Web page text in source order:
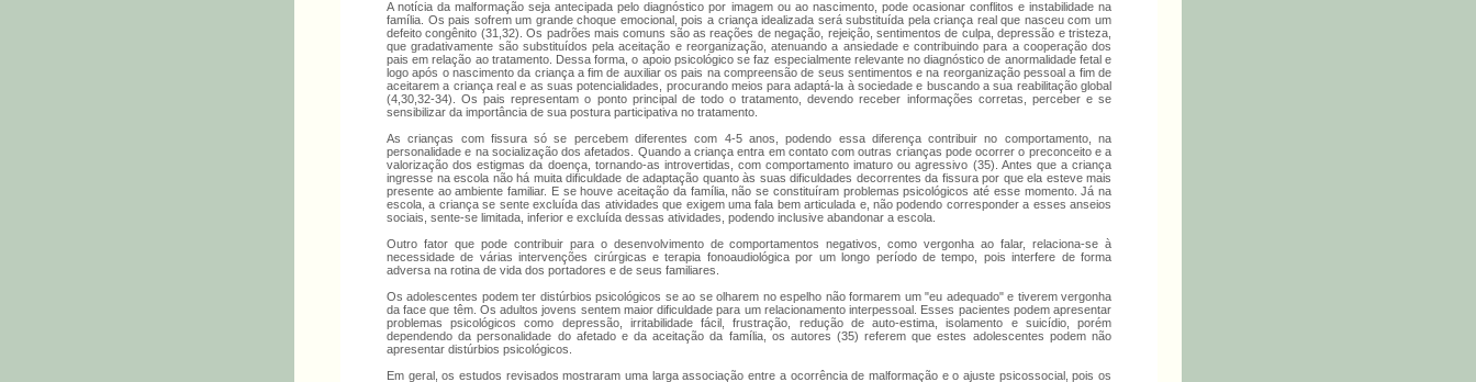
A notícia da malformação seja antecipada pelo diagnóstico por imagem ou ao nascimento, pode ocasionar conflitos e instabilidade na
família. Os pais sofrem um grande choque emocional, pois a criança idealizada será substituída pela criança real que nasceu com um
defeito congênito (31,32). Os padrões mais comuns são as reações de negação, rejeição, sentimentos de culpa, depressão e tristeza,
que gradativamente são substituídos pela aceitação e reorganização, atenuando a ansiedade e contribuindo para a cooperação dos
pais em relação ao tratamento. Dessa forma, o apoio psicológico se faz especialmente relevante no diagnóstico de anormalidade fetal e
logo após o nascimento da criança a fim de auxiliar os pais na compreensão de seus sentimentos e na reorganização pessoal a fim de
aceitarem a criança real e as suas potencialidades, procurando meios para adaptá-la à sociedade e buscando a sua reabilitação global
(4,30,32-34). Os pais representam o ponto principal de todo o tratamento, devendo receber informações corretas, perceber e se
sensibilizar da importância de sua postura participativa no tratamento.
As crianças com fissura só se percebem diferentes com 4-5 anos, podendo essa diferença contribuir no comportamento, na
personalidade e na socialização dos afetados. Quando a criança entra em contato com outras crianças pode ocorrer o preconceito e a
valorização dos estigmas da doença, tornando-as introvertidas, com comportamento imaturo ou agressivo (35). Antes que a criança
ingresse na escola não há muita dificuldade de adaptação quanto às suas dificuldades decorrentes da fissura por que ela esteve mais
presente ao ambiente familiar. E se houve aceitação da família, não se constituíram problemas psicológicos até esse momento. Já na
escola, a criança se sente excluída das atividades que exigem uma fala bem articulada e, não podendo corresponder a esses anseios
sociais, sente-se limitada, inferior e excluída dessas atividades, podendo inclusive abandonar a escola.
Outro fator que pode contribuir para o desenvolvimento de comportamentos negativos, como vergonha ao falar, relaciona-se à
necessidade de várias intervenções cirúrgicas e terapia fonoaudiológica por um longo período de tempo, pois interfere de forma
adversa na rotina de vida dos portadores e de seus familiares.
Os adolescentes podem ter distúrbios psicológicos se ao se olharem no espelho não formarem um "eu adequado" e tiverem vergonha
da face que têm. Os adultos jovens sentem maior dificuldade para um relacionamento interpessoal. Esses pacientes podem apresentar
problemas psicológicos como depressão, irritabilidade fácil, frustração, redução de auto-estima, isolamento e suicídio, porém
dependendo da personalidade do afetado e da aceitação da família, os autores (35) referem que estes adolescentes podem não
apresentar distúrbios psicológicos.
Em geral, os estudos revisados mostraram uma larga associação entre a ocorrência de malformação e o ajuste psicossocial, pois os